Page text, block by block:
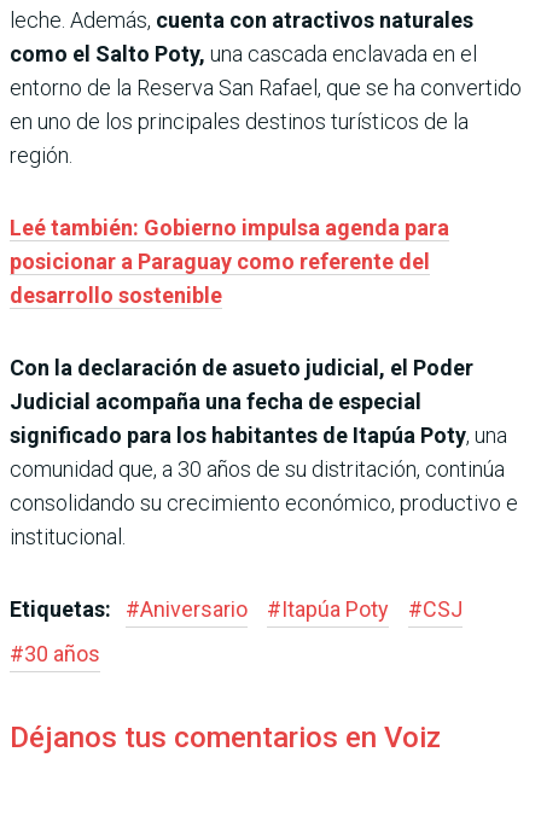
leche. Además, cuenta con atractivos naturales
como el Salto Poty, una cascada enclavada en el
entorno de la Reserva San Rafael, que se ha convertido
en uno de los principales destinos turísticos de la
región.
Leé también: Gobierno impulsa agenda para
posicionar a Paraguay como referente del
desarrollo sostenible
Con la declaración de asueto judicial, el Poder
Judicial acompaña una fecha de especial
significado para los habitantes de Itapúa Poty, una
comunidad que, a 30 años de su distritación, continúa
consolidando su crecimiento económico, productivo e
institucional.
Etiquetas: #Aniversario #Itapúa Poty #CSJ
#30 años
Déjanos tus comentarios en Voiz